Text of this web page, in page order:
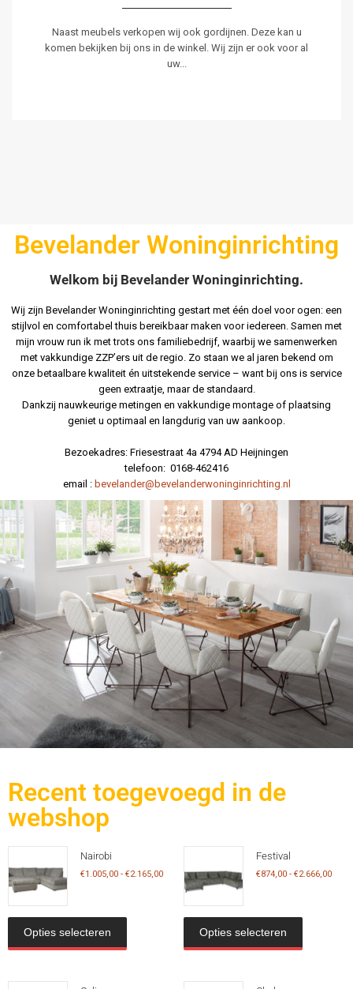
Naast meubels verkopen wij ook gordijnen. Deze kan u
komen bekijken bij ons in de winkel. Wij zijn er ook voor al
uw...
Bevelander Woninginrichting
Welkom bij Bevelander Woninginrichting.
Wij zijn Bevelander Woninginrichting gestart met één doel voor ogen: een
stijlvol en comfortabel thuis bereikbaar maken voor iedereen. Samen met
mijn vrouw run ik met trots ons familiebedrijf, waarbij we samenwerken
met vakkundige ZZP’ers uit de regio. Zo staan we al jaren bekend om
onze betaalbare kwaliteit én uitstekende service – want bij ons is service
geen extraatje, maar de standaard.
Dankzij nauwkeurige metingen en vakkundige montage of plaatsing
geniet u optimaal en langdurig van uw aankoop.
Bezoekadres: Friesestraat 4a 4794 AD Heijningen
telefoon: 0168-462416
email : bevelander@bevelanderwoninginrichting.nl
Recent toegevoegd in de
webshop
Nairobi
€1.005,00 - €2.165,00
Opties selecteren
Festival
€874,00 - €2.666,00
Opties selecteren